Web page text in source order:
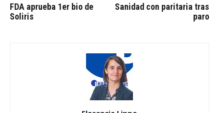
FDA aprueba 1er bio de
Soliris
Sanidad con paritaria tras
paro